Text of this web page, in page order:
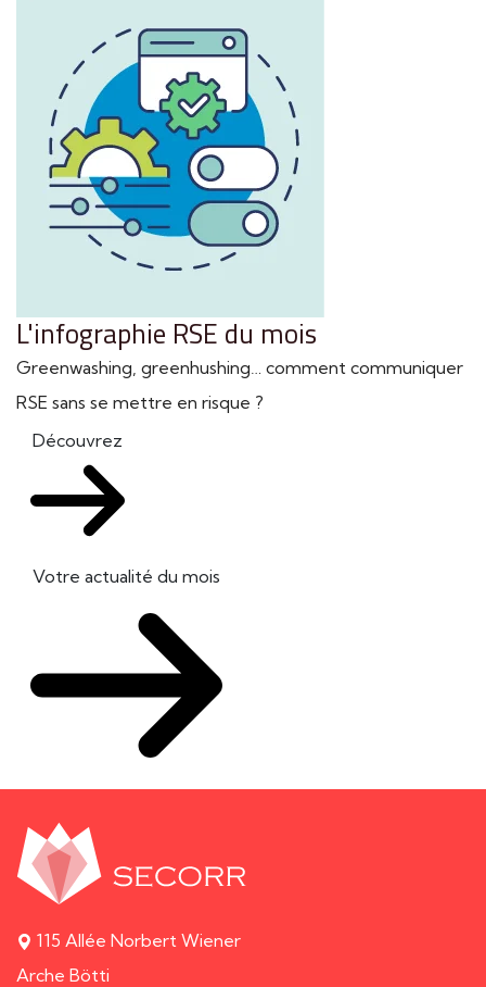
L'infographie RSE du mois
Greenwashing, greenhushing… comment communiquer
RSE sans se mettre en risque ?
Découvrez
Votre actualité du mois
115 Allée Norbert Wiener
Arche Bötti